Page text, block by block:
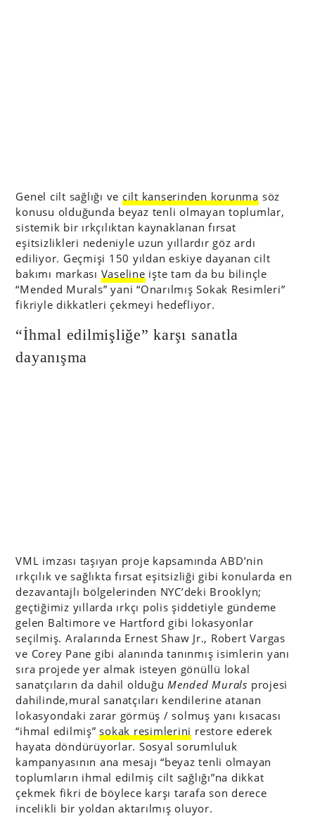
Genel cilt sağlığı ve cilt kanserinden korunma söz
konusu olduğunda beyaz tenli olmayan toplumlar,
sistemik bir ırkçılıktan kaynaklanan fırsat
eşitsizlikleri nedeniyle uzun yıllardır göz ardı
ediliyor. Geçmişi 150 yıldan eskiye dayanan cilt
bakımı markası Vaseline işte tam da bu bilinçle
“Mended Murals” yani “Onarılmış Sokak Resimleri”
fikriyle dikkatleri çekmeyi hedefliyor.
“İhmal edilmişliğe” karşı sanatla
dayanışma
VML imzası taşıyan proje kapsamında ABD’nin
ırkçılık ve sağlıkta fırsat eşitsizliği gibi konularda en
dezavantajlı bölgelerinden NYC’deki Brooklyn;
geçtiğimiz yıllarda ırkçı polis şiddetiyle gündeme
gelen Baltimore ve Hartford gibi lokasyonlar
seçilmiş. Aralarında Ernest Shaw Jr., Robert Vargas
ve Corey Pane gibi alanında tanınmış isimlerin yanı
sıra projede yer almak isteyen gönüllü lokal
sanatçıların da dahil olduğu Mended Murals projesi
dahilinde,mural sanatçıları kendilerine atanan
lokasyondaki zarar görmüş / solmuş yanı kısacası
“ihmal edilmiş” sokak resimlerini restore ederek
hayata döndürüyorlar. Sosyal sorumluluk
kampanyasının ana mesajı “beyaz tenli olmayan
toplumların ihmal edilmiş cilt sağlığı”na dikkat
çekmek fikri de böylece karşı tarafa son derece
incelikli bir yoldan aktarılmış oluyor.